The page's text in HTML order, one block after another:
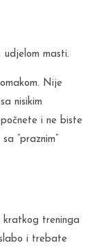
masti.
Nije
nisikim
i ne biste
“praznim”
treninga
i trebate